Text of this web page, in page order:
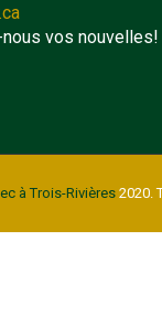
vos nouvelles!
à Trois-Rivières2020.